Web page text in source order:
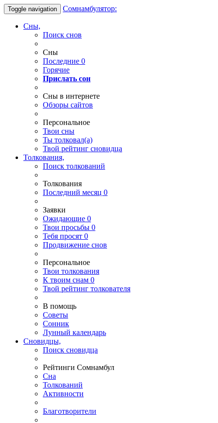
Toggle navigation Сомнамбулятор:
Сны,
Поиск снов
Сны
Последние 0
Горячие
Прислать сон
Сны в интернете
Обзоры сайтов
Персональное
Твои сны
Ты толковал(а)
Твой рейтинг сновидца
Толкования,
Поиск толкований
Толкования
Последний месяц 0
Заявки
Ожидающие 0
Твои просьбы 0
Тебя просят 0
Продвижение снов
Персональное
Твои толкования
К твоим снам 0
Твой рейтинг толкователя
В помощь
Советы
Сонник
Лунный календарь
Сновидцы,
Поиск сновидца
Рейтинги Сомнамбул
Сна
Толкований
Активности
Благотворители